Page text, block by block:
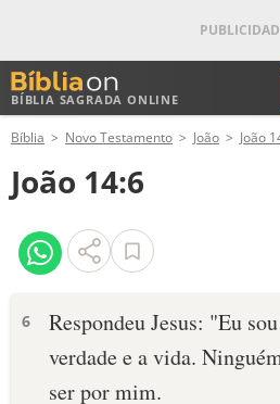
BÍBLIA SAGRADA ONLINE
ANTIGO TESTAMENTO
NOVO TESTAMENTO
VERSÍCULOS
PALAVRA DO DIA
Bíblia Novo Testamento João João
João 14:6
6
Respondeu Jesus: "Eu
verdade e a vida.
ser por mim.